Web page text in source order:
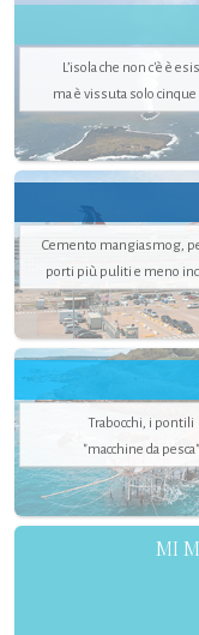
L’isola che non c'è è
ma è vissuta solo
Cemento mangiasmog,
porti più puliti e meno
Trabocchi, i pontili
"macchine da pesca"
MI